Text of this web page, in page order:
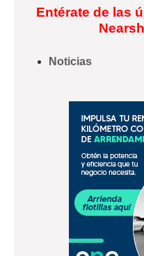
Entérate de las
Noticias